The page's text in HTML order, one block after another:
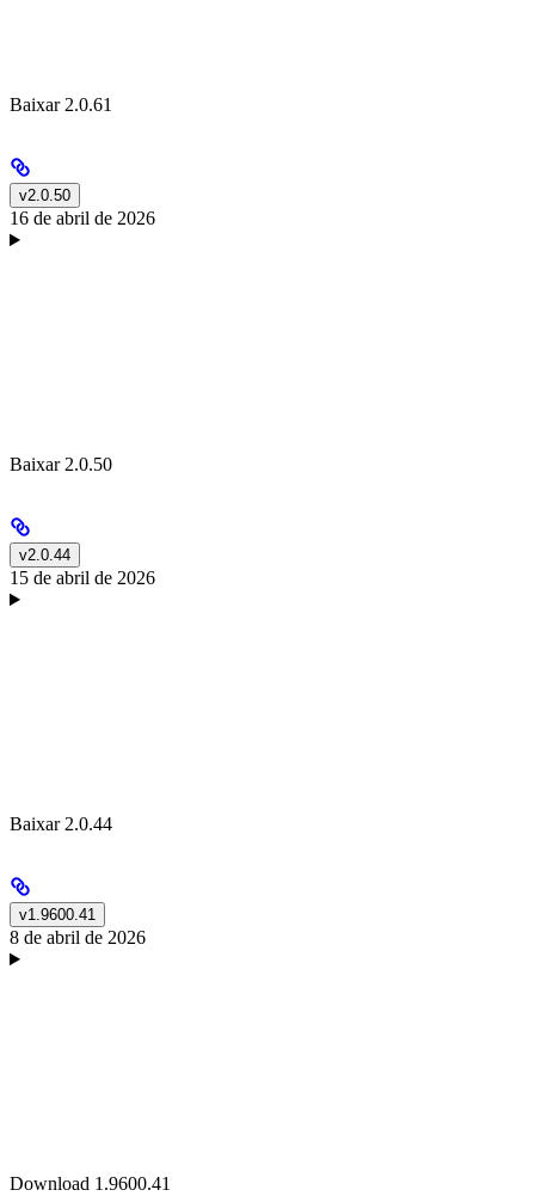
Baixar 2.0.61
v2.0.50
16 de abril de 2026
Baixar 2.0.50
v2.0.44
15 de abril de 2026
Baixar 2.0.44
v1.9600.41
8 de abril de 2026
Download 1.9600.41